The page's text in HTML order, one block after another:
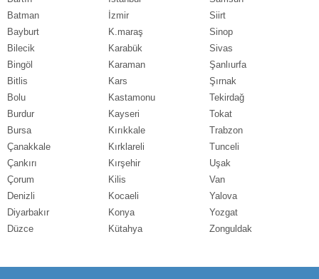
Batman
Bayburt
Bilecik
Bingöl
Bitlis
Bolu
Burdur
Bursa
Çanakkale
Çankırı
Çorum
Denizli
Diyarbakır
Düzce
İzmir
K.maraş
Karabük
Karaman
Kars
Kastamonu
Kayseri
Kırıkkale
Kırklareli
Kırşehir
Kilis
Kocaeli
Konya
Kütahya
Siirt
Sinop
Sivas
Şanlıurfa
Şırnak
Tekirdağ
Tokat
Trabzon
Tunceli
Uşak
Van
Yalova
Yozgat
Zonguldak